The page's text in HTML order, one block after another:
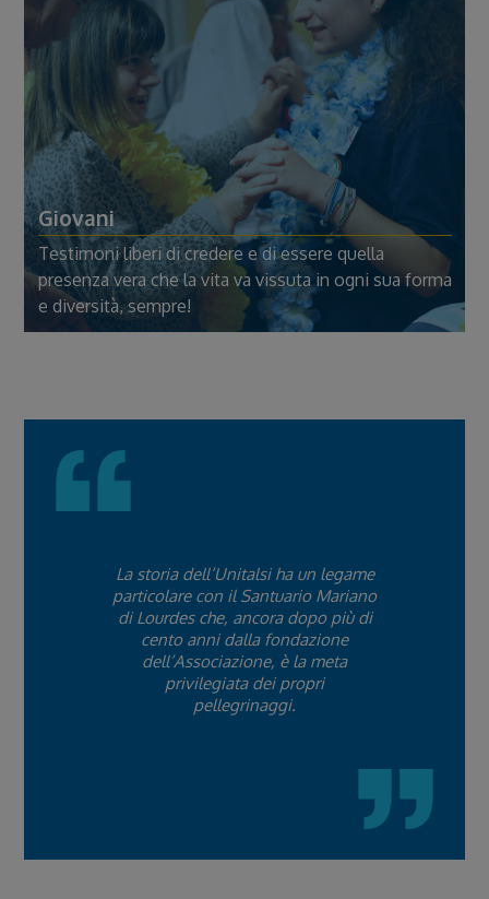
Giovani
Testimoni liberi di credere e di essere quella
presenza vera che la vita va vissuta in ogni sua forma
e diversità, sempre!
La storia dell’Unitalsi ha un legame
particolare con il Santuario Mariano
di Lourdes che, ancora dopo più di
cento anni dalla fondazione
dell’Associazione, è la meta
privilegiata dei propri
pellegrinaggi.